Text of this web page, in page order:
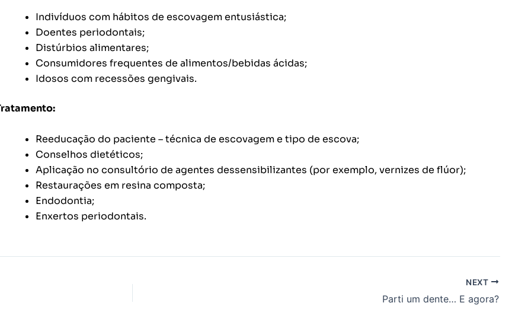
Indivíduos com hábitos de escovagem entusiástica;
Doentes periodontais;
Distúrbios alimentares;
Consumidores frequentes de alimentos/bebidas ácidas;
Idosos com recessões gengivais.
Reeducação do paciente – técnica de escovagem e tipo de escova;
Conselhos dietéticos;
Aplicação no consultório de agentes dessensibilizantes (por exemplo, vernizes de flúor);
Restaurações em resina composta;
Endodontia;
Enxertos periodontais.
NEXT
Parti um dente… E agora?